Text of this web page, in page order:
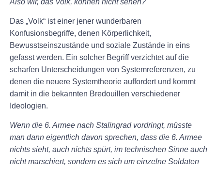
Also wir, das Volk, können nicht sehen?
Das „Volk“ ist einer jener wunderbaren
Konfusionsbegriffe, denen Körperlichkeit,
Bewusstseinszustände und soziale Zustände in eins
gefasst werden. Ein solcher Begriff verzichtet auf die
scharfen Unterscheidungen von Systemreferenzen, zu
denen die neuere Systemtheorie auffordert und kommt
damit in die bekannten Bredouillen verschiedener
Ideologien.
Wenn die 6. Armee nach Stalingrad vordringt, müsste
man dann eigentlich davon sprechen, dass die 6. Armee
nichts sieht, auch nichts spürt, im technischen Sinne auch
nicht marschiert, sondern es sich um einzelne Soldaten